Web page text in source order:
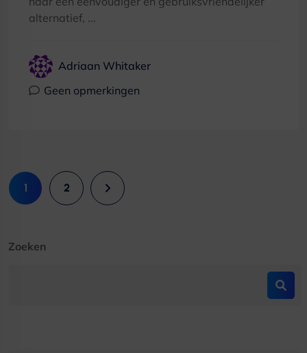
alternatief, ...
Adriaan Whitaker
Geen opmerkingen
1 2
Zoeken